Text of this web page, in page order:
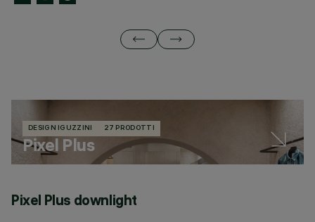
DESIGN IGUZZINI 27 PRODOTTI
Pixel Plus
Pixel Plus downlight